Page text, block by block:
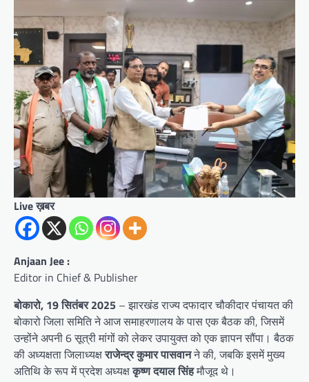
Live ख़बर
Anjaan Jee :
Editor in Chief & Publisher
बोकारो, 19 सितंबर 2025 – झारखंड राज्य दफादार चौकीदार पंचायत की
बोकारो जिला समिति ने आज समाहरणालय के पास एक बैठक की, जिसमें
उन्होंने अपनी 6 सूत्री मांगों को लेकर उपायुक्त को एक ज्ञापन सौंपा। बैठक
की अध्यक्षता जिलाध्यक्षराजेन्द्र कुमार पासवानने की, जबकि इसमें मुख्य
अतिथि के रूप में प्रदेश अध्यक्षकृष्ण दयाल सिंहमौजूद थे।